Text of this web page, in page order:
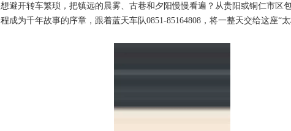
想避开转车繁琐，把镇远的晨雾、古巷和夕阳慢慢看遍？从贵阳或铜仁市区
程成为千年故事的序章，跟着蓝天车队0851-85164808，将一整天交给这座“太